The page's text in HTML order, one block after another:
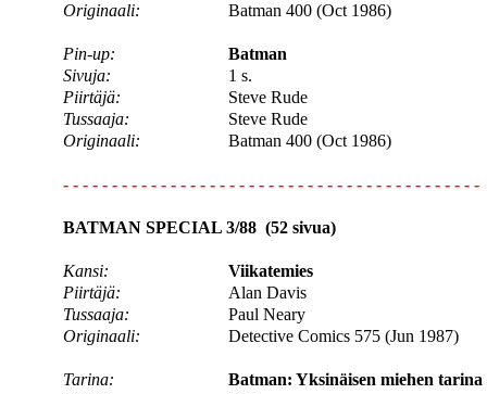
Originaali:
Batman 400 (Oct 1986)
Pin-up:
Batman
Sivuja:
1 s.
Piirtäjä:
Steve Rude
Tussaaja:
Steve Rude
Originaali:
Batman 400 (Oct 1986)
- - - - - - - - - - - - - - - - - - - - - - - - - - - - - - - - - - - - - - - - - - -
BATMAN SPECIAL 3/88 (52 sivua)
Kansi:
Viikatemies
Piirtäjä:
Alan Davis
Tussaaja:
Paul Neary
Originaali:
Detective Comics 575 (Jun 1987)
Tarina:
Batman: Yksinäisen miehen tarina